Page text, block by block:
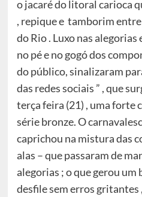
o jacaré do litoral carioca
, repique e tamborim entre
do Rio . Luxo nas alegorias
no pé e no gogó dos
do público, sinalizaram
das redes sociais ” , que
terça feira (21) , uma forte
série bronze. O
caprichou na mistura das
alas – que passaram de
alegorias ; o que gerou
desfile sem erros gritantes